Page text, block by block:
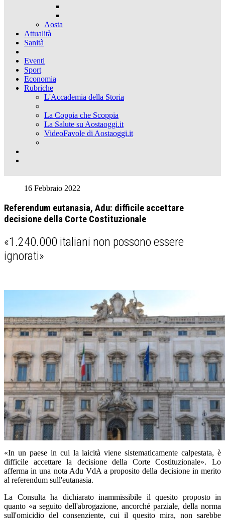
Aosta
Attualità
Sanità
Eventi
Sport
Economia
Rubriche
L'Accademia della Storia
La Coppia che Scoppia
La Salute su Aostaoggi.it
VideoFavole di Aostaoggi.it
16 Febbraio 2022
Referendum eutanasia, Adu: difficile accettare
decisione della Corte Costituzionale
«1.240.000 italiani non possono essere
ignorati»
«In un paese in cui la laicità viene sistematicamente calpestata, è
difficile accettare la decisione della Corte Costituzionale». Lo
afferma in una nota Adu VdA a proposito della decisione in merito
al referendum sull'eutanasia.
La Consulta ha dichiarato inammissibile il quesito proposto in
quanto «a seguito dell'abrogazione, ancorché parziale, della norma
sull'omicidio del consenziente, cui il quesito mira, non sarebbe